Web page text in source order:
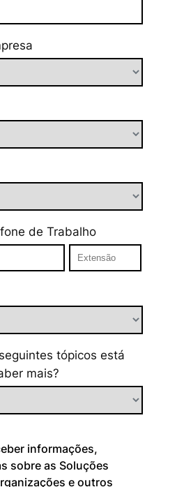
de Trabalho
tópicos está
mais?
informações,
sobre as Soluções
e outros